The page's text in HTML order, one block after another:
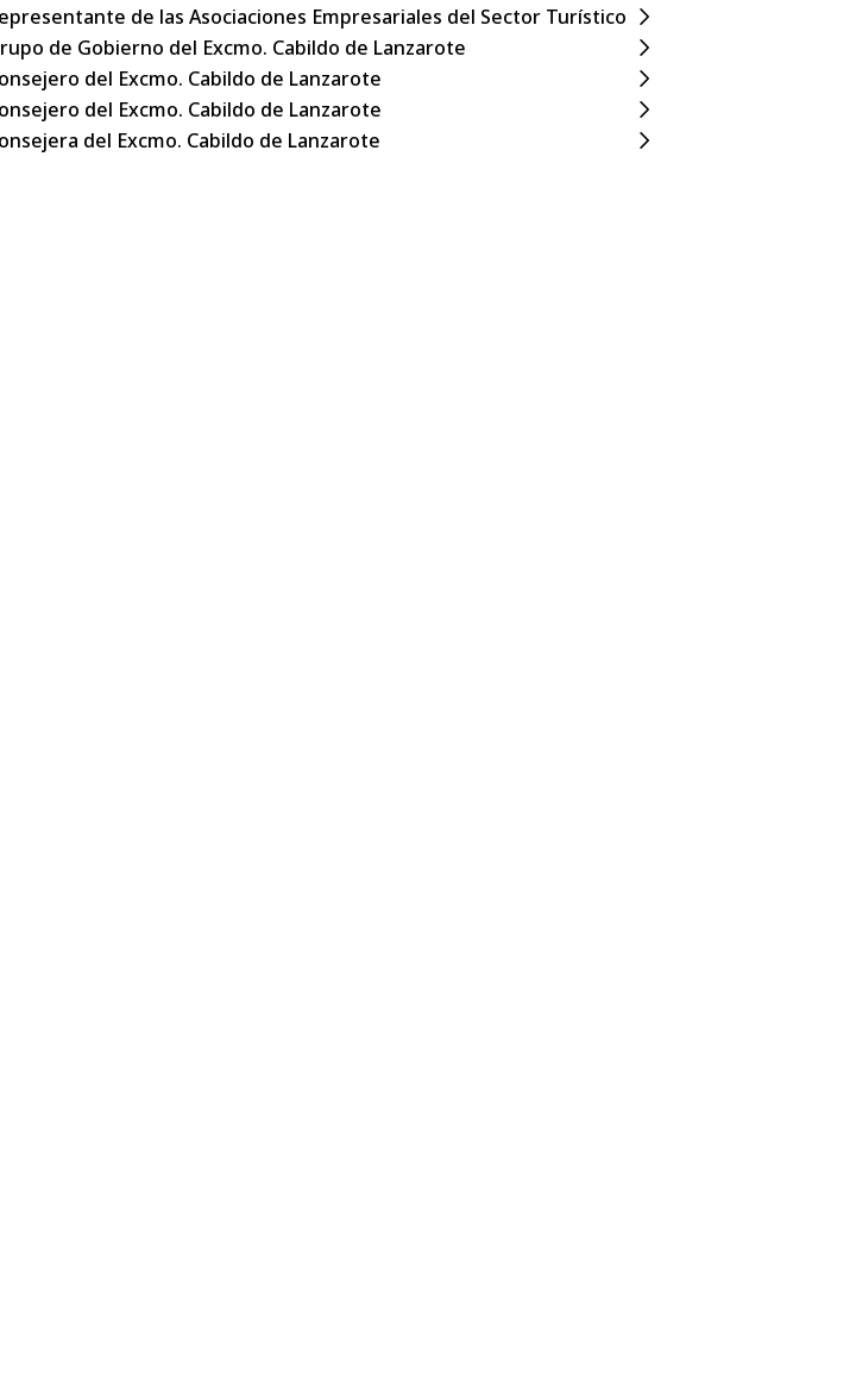
de las Asociaciones Empresariales del Sector Turístico
de Gobierno del Excmo. Cabildo de Lanzarote
del Excmo. Cabildo de Lanzarote
del Excmo. Cabildo de Lanzarote
del Excmo. Cabildo de Lanzarote